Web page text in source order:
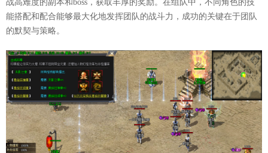
战高难度的副本和boss，获取丰厚的奖励。在组队中，不同角色的技
能搭配和配合能够最大化地发挥团队的战斗力，成功的关键在于团队
的默契与策略。